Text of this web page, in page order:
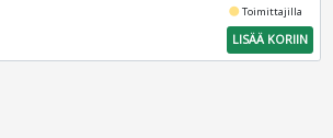
fiber_manual_recordToimittajilla
LISÄÄ KORIIN